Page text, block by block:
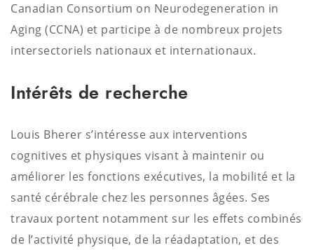
Canadian Consortium on Neurodegeneration in
Aging (CCNA) et participe à de nombreux projets
intersectoriels nationaux et internationaux.
Intérêts de recherche
Louis Bherer s’intéresse aux interventions
cognitives et physiques visant à maintenir ou
améliorer les fonctions exécutives, la mobilité et la
santé cérébrale chez les personnes âgées. Ses
travaux portent notamment sur les effets combinés
de l’activité physique, de la réadaptation, et des